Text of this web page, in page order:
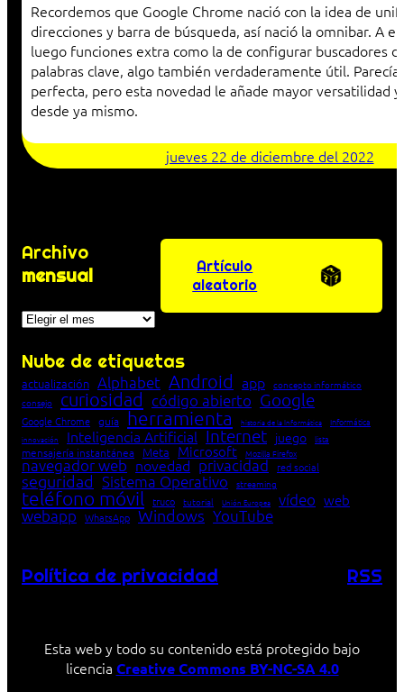
Recordemos que Google Chrome nació con la idea de
direcciones y barra de búsqueda, así nació la omnibar. A
luego funciones extra como la de configurar buscadores
palabras clave, algo también verdaderamente útil. Parecía
perfecta, pero esta novedad le añade mayor versatilidad
desde ya mismo.
jueves 22 de diciembre del 2022
Archivo
mensual
Archivos
Artículo
aleatorio
Nube de etiquetas
actualización Alphabet Android app concepto informático
consejo
curiosidad código abierto Google
Google Chrome guía herramienta historia de la Informática Informática
innovación Inteligencia Artificial Internet juego lista
mensajería instantánea Meta Microsoft Mozilla Firefox
navegador web novedad privacidad red social
seguridad Sistema Operativo streaming
teléfono móvil truco tutorial Unión Europea vídeo web
webapp WhatsApp Windows YouTube
Política de privacidad RSS
Esta web y todo su contenido está protegido bajo
licencia Creative Commons BY-NC-SA 4.0